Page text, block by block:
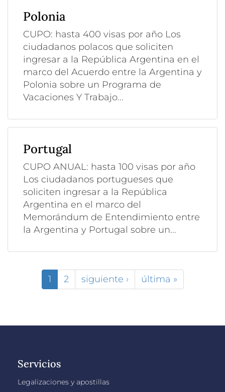
Polonia
CUPO: hasta 400 visas por año Los
ciudadanos polacos que soliciten
ingresar a la República Argentina en el
marco del Acuerdo entre la Argentina y
Polonia sobre un Programa de
Vacaciones Y Trabajo...
Portugal
CUPO ANUAL: hasta 100 visas por año
Los ciudadanos portugueses que
soliciten ingresar a la República
Argentina en el marco del
Memorándum de Entendimiento entre
la Argentina y Portugal sobre un...
1 2 siguiente › última »
Servicios
Legalizaciones y apostillas